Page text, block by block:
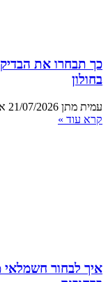
כך תבחרו את
בחולון
עמית מתן 21/07/2026
קרא עוד »
איך לבחור חשמלאי